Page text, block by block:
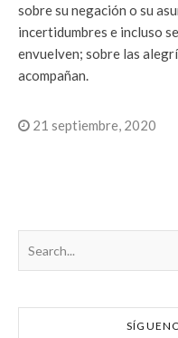
sobre su negación o su
incertidumbres e incluso
envuelven; sobre las
acompañan.
21 septiembre, 2020